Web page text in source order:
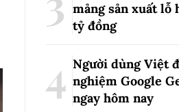
mảng sản xuất lỗ
tỷ đồng
Người dùng Việt
nghiệm Google
ngay hôm nay